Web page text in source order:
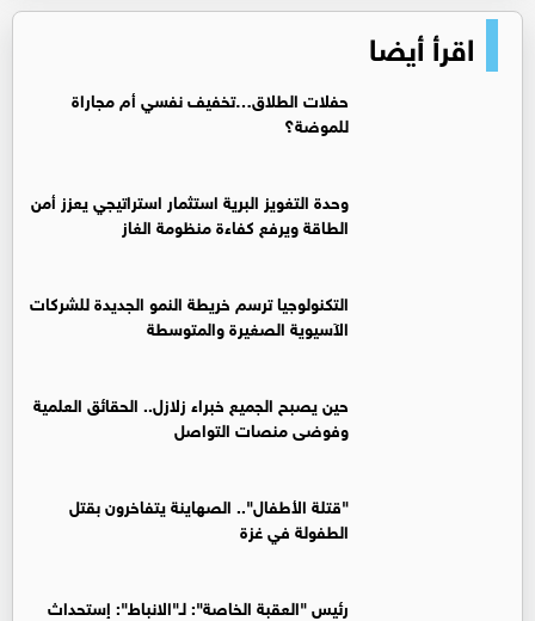
اقرأ أيضا
حفلات الطلاق…تخفيف نفسي أم مجاراة
للموضة؟
وحدة التغويز البرية استثمار استراتيجي يعزز أمن
الطاقة ويرفع كفاءة منظومة الغاز
التكنولوجيا ترسم خريطة النمو الجديدة للشركات
الآسيوية الصغيرة والمتوسطة
حين يصبح الجميع خبراء زلازل.. الحقائق العلمية
وفوضى منصات التواصل
"قتلة الأطفال".. الصهاينة يتفاخرون بقتل
الطفولة في غزة
رئيس "العقبة الخاصة": لـ"الانباط": إستحداث